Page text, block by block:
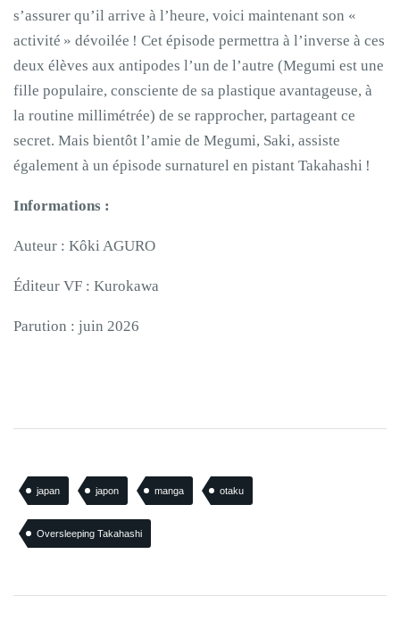
s’assurer qu’il arrive à l’heure, voici maintenant son «
activité » dévoilée ! Cet épisode permettra à l’inverse à ces
deux élèves aux antipodes l’un de l’autre (Megumi est une
fille populaire, consciente de sa plastique avantageuse, à
la routine millimétrée) de se rapprocher, partageant ce
secret. Mais bientôt l’amie de Megumi, Saki, assiste
également à un épisode surnaturel en pistant Takahashi !
Informations :
Auteur : Kôki AGURO
Éditeur VF : Kurokawa
Parution : juin 2026
japan japon manga otaku
Oversleeping Takahashi